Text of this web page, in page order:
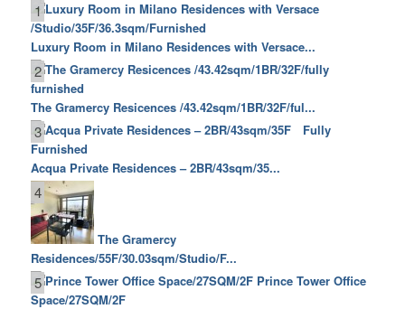
1
Luxury Room in Milano Residences with Versace...
2
The Gramercy Resicences /43.42sqm/1BR/32F/ful...
3
Acqua Private Residences – 2BR/43sqm/35...
4
The Gramercy
Residences/55F/30.03sqm/Studio/F...
5
Prince Tower Office
Space/27SQM/2F